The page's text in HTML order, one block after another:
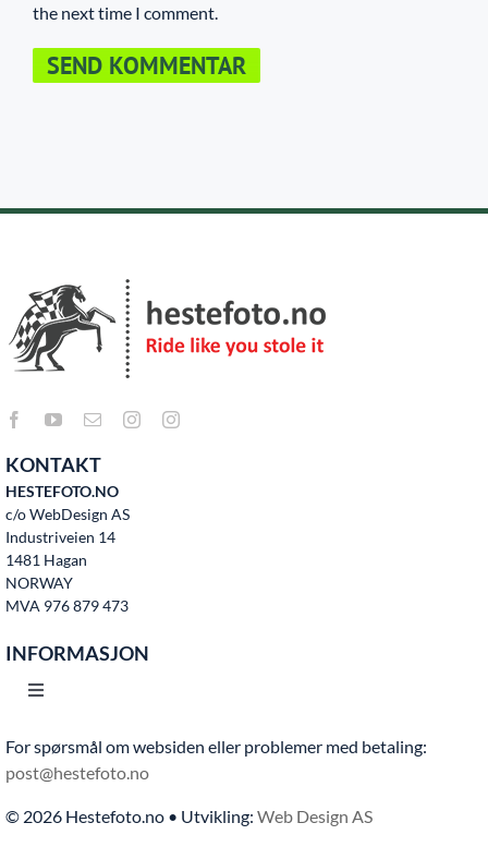
the next time I comment.
KONTAKT
HESTEFOTO.NO
c/o WebDesign AS
Industriveien 14
1481 Hagan
NORWAY
MVA 976 879 473
INFORMASJON
Toggle
Hjem
Bruksvilkår
For spørsmål om websiden eller problemer med betaling:
post@hestefoto.no
© 2026 Hestefoto.no • Utvikling: Web Design AS